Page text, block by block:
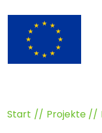
Start Projekte